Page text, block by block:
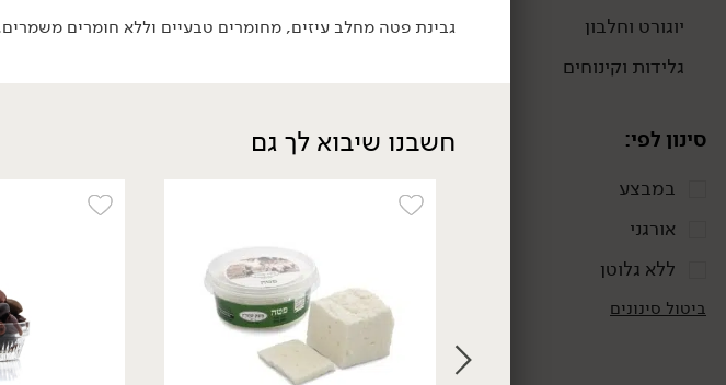
יוגורט וחלבון
גלידות וקינוחים
סינון לפי:
במבצע
אורגני
ללא גלוטן
ביטול סינונים
24.90
9.96 ₪ ל-100 גרם
₪
גבינת פטה מחלב עיזים, מחומרים טבעיים וללא חומרים
חשבנו שיבוא לך גם